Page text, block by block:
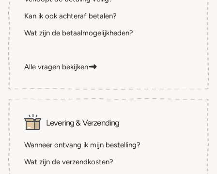
Kan ik ook achteraf betalen?
Wat zijn de betaalmogelijkheden?
Alle vragen bekijken
Levering & Verzending
Wanneer ontvang ik mijn bestelling?
Wat zijn de verzendkosten?